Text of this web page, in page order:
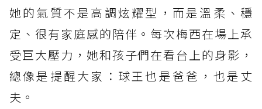
她的氣質不是高調炫耀型，而是溫柔、穩
定、很有家庭感的陪伴。每次梅西在場上承
受巨大壓力，她和孩子們在看台上的身影，
總像是提醒大家：球王也是爸爸，也是丈
夫。